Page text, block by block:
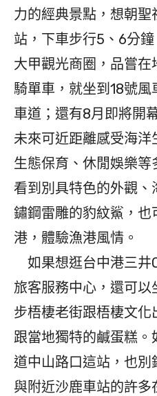
力的經典景點，想朝
站，下車步行5、6分
大甲觀光商圈，品嘗
騎單車，就坐到18號
車道；還有8月即將開
未來可近距離感受海洋
生態保育、休閒娛樂
看到別具特色的外觀
鏽鋼雷雕的豹紋鯊，
港，體驗漁港風情。
如果想逛台中港三井
旅客服務中心，還可
步梧棲老街跟梧棲文
跟當地獨特的鹹蛋糕
道中山路口這站，也
與附近沙鹿車站的許